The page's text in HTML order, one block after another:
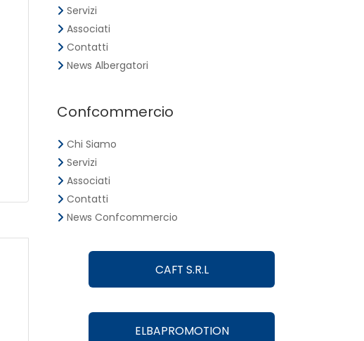
Servizi
Associati
Contatti
News Albergatori
Confcommercio
Chi Siamo
Servizi
Associati
Contatti
News Confcommercio
CAFT S.R.L
ELBAPROMOTION